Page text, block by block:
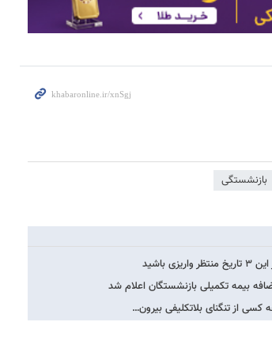
بازنشستگی
بیمه تکمیلی بازنشستگان اعلام شد
از تنگنای بلاتکلیفی بیرون…